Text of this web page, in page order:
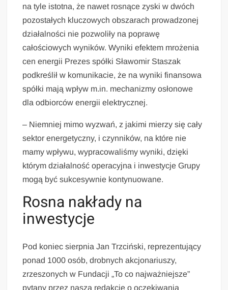
na tyle istotna, że nawet rosnące zyski w dwóch
pozostałych kluczowych obszarach prowadzonej
działalności nie pozwoliły na poprawę
całościowych wyników. Wyniki efektem mrożenia
cen energii Prezes spółki Sławomir Staszak
podkreślił w komunikacie, że na wyniki finansowa
spółki mają wpływ m.in. mechanizmy osłonowe
dla odbiorców energii elektrycznej.
– Niemniej mimo wyzwań, z jakimi mierzy się cały
sektor energetyczny, i czynników, na które nie
mamy wpływu, wypracowaliśmy wyniki, dzięki
którym działalność operacyjna i inwestycje Grupy
mogą być sukcesywnie kontynuowane.
Rosna nakłady na
inwestycje
Pod koniec sierpnia Jan Trzciński, reprezentujący
ponad 1000 osób, drobnych akcjonariuszy,
zrzeszonych w Fundacji „To co najważniejsze”
pytany przez naszą redakcję o oczekiwania